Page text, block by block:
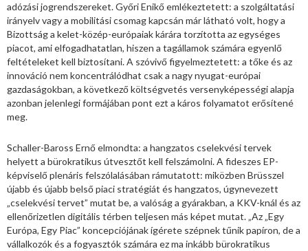
adózási jogrendszereket. Győri Enikő emlékeztetett: a szolgáltatási
irányelv vagy a mobilitási csomag kapcsán már látható volt, hogy a
Bizottság a kelet-közép-európaiak kárára torzította az egységes
piacot, ami elfogadhatatlan, hiszen a tagállamok számára egyenlő
feltételeket kell biztosítani. A szóvivő figyelmeztetett: a tőke és az
innováció nem koncentrálódhat csak a nagy nyugat-európai
gazdaságokban, a következő költségvetés versenyképességi alapja
azonban jelenlegi formájában pont ezt a káros folyamatot erősítené
meg.
Schaller-Baross Ernő elmondta: a hangzatos cselekvési tervek
helyett a bürokratikus útvesztőt kell felszámolni. A fideszes EP-
képviselő plenáris felszólalásában rámutatott: miközben Brüsszel
újabb és újabb belső piaci stratégiát és hangzatos, úgynevezett
„cselekvési tervet” mutat be, a valóság a gyárakban, a KKV-knál és az
ellenőrizetlen digitális térben teljesen más képet mutat. „Az „Egy
Európa, Egy Piac” koncepciójának ígérete szépnek tűnik papíron, de a
vállalkozók és a fogyasztók számára ez ma inkább bürokratikus